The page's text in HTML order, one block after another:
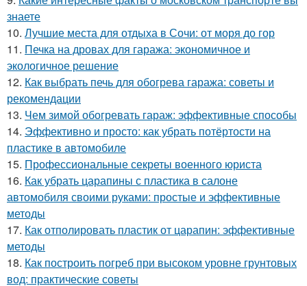
знаете
10. Лучшие места для отдыха в Сочи: от моря до гор
11. Печка на дровах для гаража: экономичное и
экологичное решение
12. Как выбрать печь для обогрева гаража: советы и
рекомендации
13. Чем зимой обогревать гараж: эффективные способы
14. Эффективно и просто: как убрать потёртости на
пластике в автомобиле
15. Профессиональные секреты военного юриста
16. Как убрать царапины с пластика в салоне
автомобиля своими руками: простые и эффективные
методы
17. Как отполировать пластик от царапин: эффективные
методы
18. Как построить погреб при высоком уровне грунтовых
вод: практические советы